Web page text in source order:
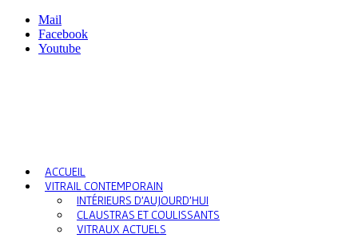
Mail
Facebook
Youtube
ACCUEIL
VITRAIL CONTEMPORAIN
INTÉRIEURS D’AUJOURD’HUI
CLAUSTRAS ET COULISSANTS
VITRAUX ACTUELS